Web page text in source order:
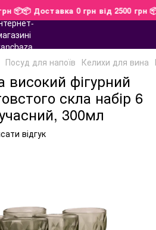
грн 📦📦 Доставка 0 грн від 2500 грн
Посуд для напоїв Келихи для вина
високий фігурний
скла набір 6
300мл
відгук